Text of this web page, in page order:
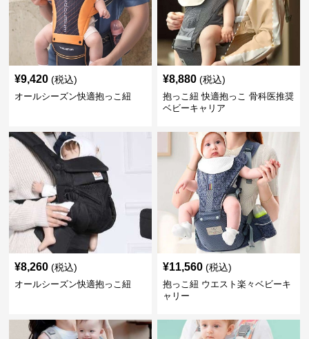
¥9,420 (税込)
オールシーズン快適抱っこ紐
¥8,880 (税込)
抱っこ紐 快適抱っこ 骨科医推奨
ベビーキャリア
¥8,260 (税込)
オールシーズン快適抱っこ紐
¥11,560 (税込)
抱っこ紐 ウエスト楽々ベビーキ
ャリー